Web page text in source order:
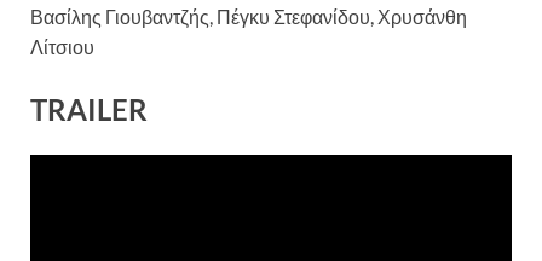
Βασίλης Γιουβαντζής, Πέγκυ Στεφανίδου, Χρυσάνθη
Λίτσιου
TRAILER